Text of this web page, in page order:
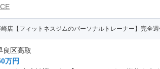
店【フィットネスジムのパーソナルトレーナー】完全
良区高取
万円